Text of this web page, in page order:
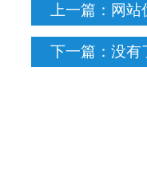
上一篇： 网站
下一篇：没有